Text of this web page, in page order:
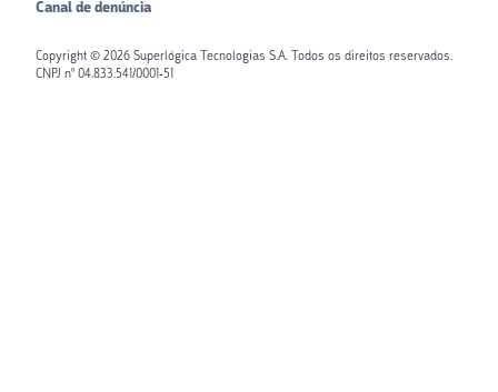
Copyright © 2026 Superlógica Tecnologias S.A. Todos os direitos reservados.
CNPJ nº 04.833.541/0001-51
Canal de denúncia